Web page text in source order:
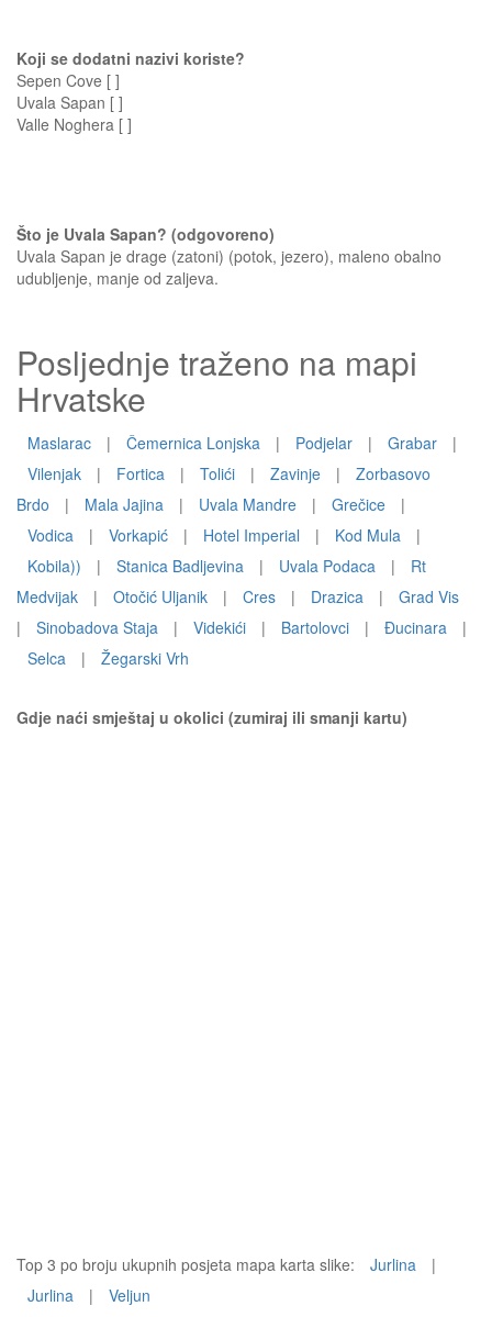
Koji se dodatni nazivi koriste?
Sepen Cove [ ]
Uvala Sapan [ ]
Valle Noghera [ ]
Što je Uvala Sapan? (odgovoreno)
Uvala Sapan je drage (zatoni) (potok, jezero), maleno obalno
udubljenje, manje od zaljeva.
Posljednje traženo na mapi
Hrvatske
Maslarac | Čemernica Lonjska | Podjelar | Grabar
|
Vilenjak
| Fortica | Tolići | Zavinje |
Zorbasovo
Brdo
| Mala Jajina | Uvala Mandre | Grečice
|
Vodica
| Vorkapić | Hotel Imperial | Kod Mula
|
Kobila))
| Stanica Badljevina | Uvala Podaca |
Rt
Medvijak
| Otočić Uljanik | Cres | Drazica |
Grad Vis
|
Sinobadova Staja | Videkići | Bartolovci | Ðucinara
|
Selca
| Žegarski Vrh
Gdje naći smještaj u okolici (zumiraj ili smanji kartu)
Top 3 po broju ukupnih posjeta mapa karta slike: Jurlina
|
Jurlina
| Veljun